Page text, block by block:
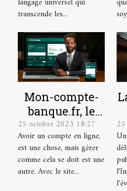
culturelle
transcende les...
Mon-compte-
banque.fr, le
site idéal pour
la gestion de
vos comptes en
ligne.
25 octobre 2023 18:27
Avoir un compte en ligne,
est une chose, mais gérer
comme cela se doit est une
autre. Avec le site...